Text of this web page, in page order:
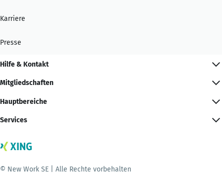
Karriere
Presse
Hilfe & Kontakt
Mitgliedschaften
Hauptbereiche
Services
© New Work SE | Alle Rechte vorbehalten